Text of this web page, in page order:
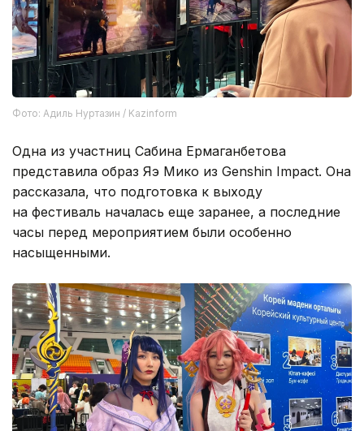
Фото: Адиль Нуртазин / Kazinform
Одна из участниц Сабина Ермаганбетова
представила образ Яэ Мико из Genshin Impact. Она
рассказала, что подготовка к выходу
на фестиваль началась еще заранее, а последние
часы перед мероприятием были особенно
насыщенными.